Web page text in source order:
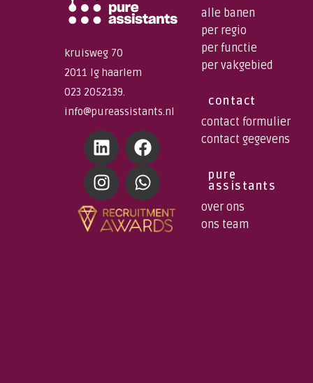
kruisweg 70
2011 lg haarlem
023 2052139.
info@pureassistants.nl
alle banen
per regio
per functie
per vakgebied
contact
contact formulier
contact gegevens
pure
assistants
over ons
ons team